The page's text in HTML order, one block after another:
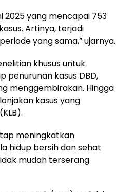
2025 yang mencapai 753
Artinya, terjadi
yang sama,” ujarnya.
khusus untuk
penurunan kasus DBD,
menggembirakan. Hingga
kasus yang
meningkatkan
hidup bersih dan sehat
mudah terserang